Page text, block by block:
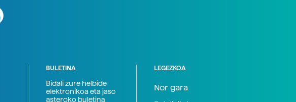
BULETINA
Bidali zure helbide
elektronikoa eta jaso
asteroko buletina
LEGEZKOA
Nor gara